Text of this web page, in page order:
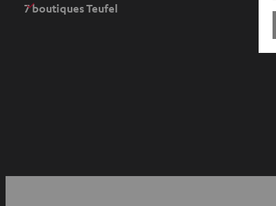
d
v
O
7 boutiques Teufel